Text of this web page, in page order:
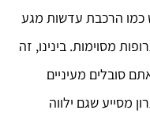
כמו הרכבת עדשות מגע
מסוימות. בינינו, זה
סובלים מעיניים
מסייע שגם ילווה